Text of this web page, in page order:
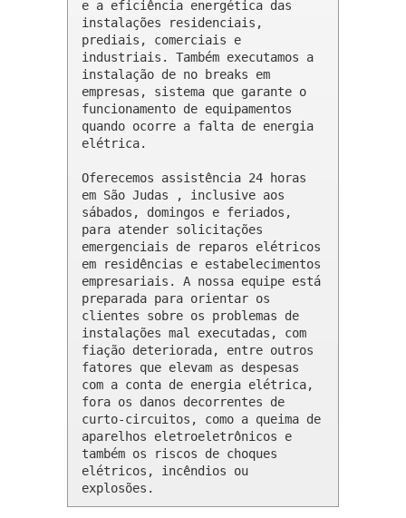
e a eficiência energética das
instalações residenciais,
prediais, comerciais e
industriais. Também executamos a
instalação de no breaks em
empresas, sistema que garante o
funcionamento de equipamentos
quando ocorre a falta de energia
elétrica.
Oferecemos assistência 24 horas
em São Judas , inclusive aos
sábados, domingos e feriados,
para atender solicitações
emergenciais de reparos elétricos
em residências e estabelecimentos
empresariais. A nossa equipe está
preparada para orientar os
clientes sobre os problemas de
instalações mal executadas, com
fiação deteriorada, entre outros
fatores que elevam as despesas
com a conta de energia elétrica,
fora os danos decorrentes de
curto-circuitos, como a queima de
aparelhos eletroeletrônicos e
também os riscos de choques
elétricos, incêndios ou
explosões.